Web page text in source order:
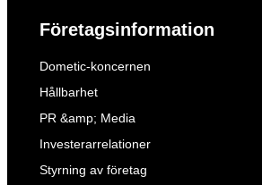
Företagsinformation
Dometic-koncernen
Hållbarhet
PR &amp; Media
Investerarrelationer
Styrning av företag